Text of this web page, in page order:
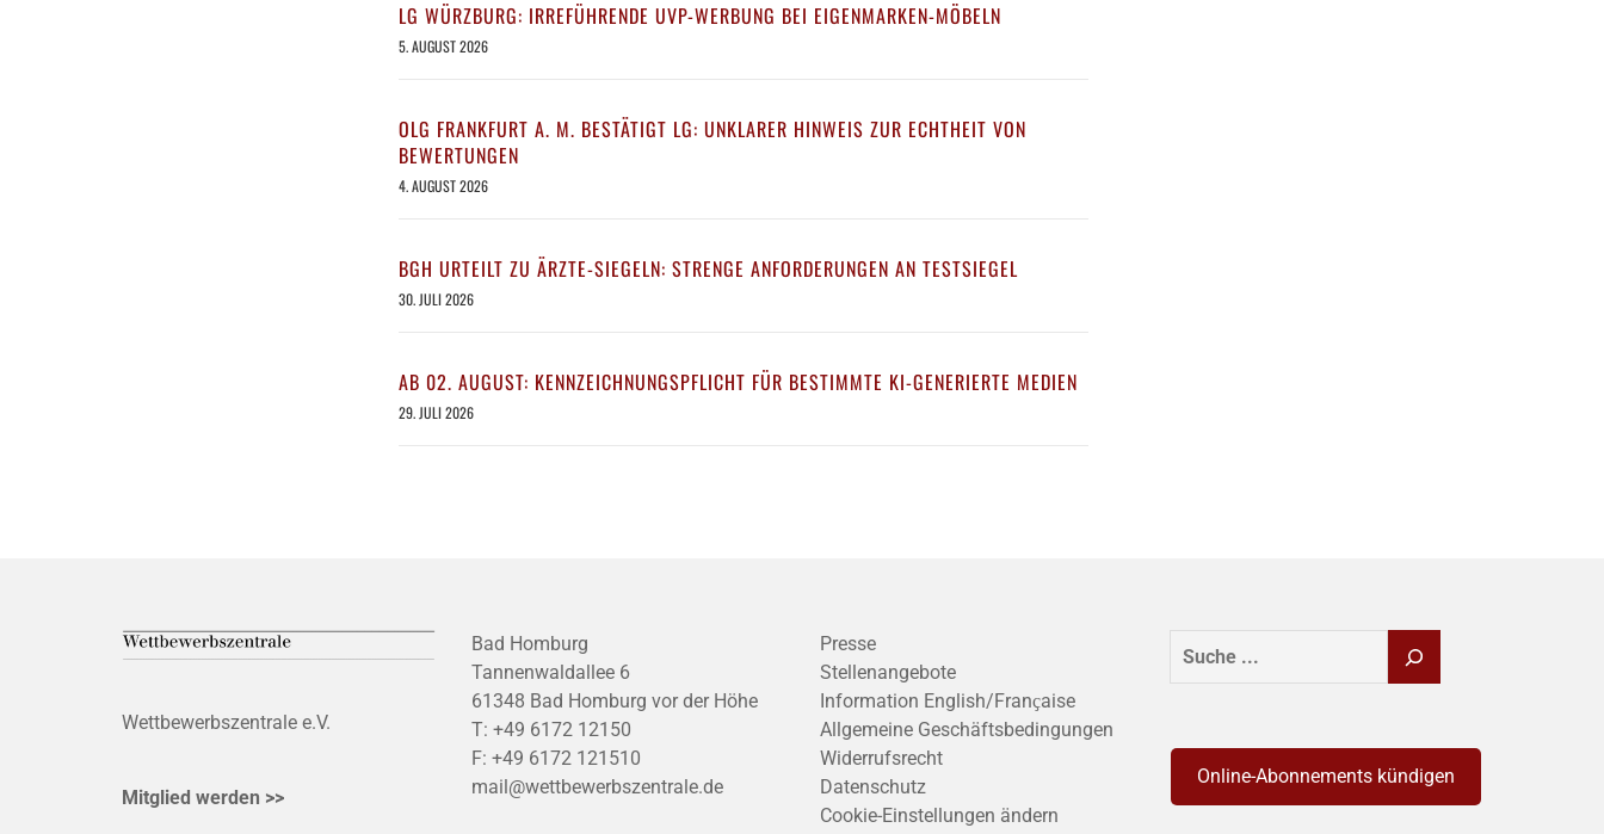
LG WÜRZBURG: IRREFÜHRENDE UVP-WERBUNG BEI EIGENMARKEN-MÖBELN
5. AUGUST 2026
OLG FRANKFURT A. M. BESTÄTIGT LG: UNKLARER HINWEIS ZUR ECHTHEIT VON
BEWERTUNGEN
4. AUGUST 2026
BGH URTEILT ZU ÄRZTE-SIEGELN: STRENGE ANFORDERUNGEN AN TESTSIEGEL
30. JULI 2026
AB 02. AUGUST: KENNZEICHNUNGSPFLICHT FÜR BESTIMMTE KI-GENERIERTE MEDIEN
29. JULI 2026
Wettbewerbszentrale e.V.
Mitglied werden >>
Bad Homburg
Tannenwaldallee 6
61348 Bad Homburg vor der Höhe
T: +49 6172 12150
F: +49 6172 121510
mail@wettbewerbszentrale.de
Presse
Stellenangebote
Information English/Franҫaise
Allgemeine Geschäftsbedingungen
Widerrufsrecht
Datenschutz
Cookie-Einstellungen ändern
SUCHEN
Online-Abonnements kündigen